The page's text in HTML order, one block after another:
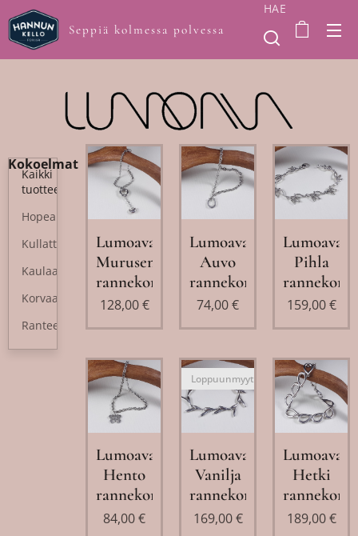
Seppiä kolmessa polvessa
HAE
Kokoelmat
Kaikki
tuotteet
Hopea
Kullattu
Kaulaan
Korvaan
Ranteeseen
Lumoava
Muruseni
rannekoru
128,00€
Lumoava
Auvo
rannekoru
74,00€
Lumoava
Pihla
rannekoru
159,00€
Lumoava
Hento
rannekoru
84,00€
Lumoava
Vanilja
rannekoru
Loppuunmyyty
169,00€
Lumoava
Hetki
rannekoru
189,00€